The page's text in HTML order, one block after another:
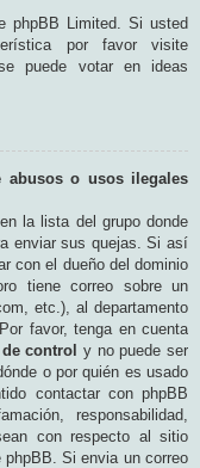
phpBB Limited. Si usted
por favor visite
puede votar en ideas
abusos o usos ilegales
la lista del grupo donde
enviar sus quejas. Si así
con el dueño del dominio
tiene correo sobre un
etc.), al departamento
favor, tenga en cuenta
control y no puede ser
o por quién es usado
contactar con phpBB
responsabilidad,
con respecto al sitio
Si envia un correo